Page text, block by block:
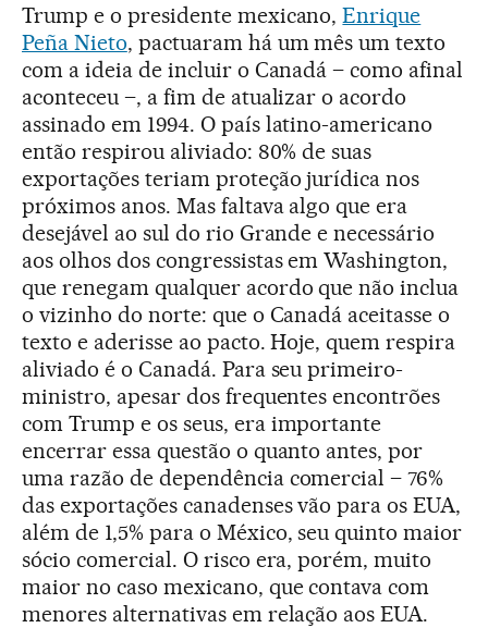
Trump e o presidente mexicano,Enrique
Peña Nieto, pactuaram há um mês um texto
com a ideia de incluir o Canadá – como afinal
aconteceu –, a fim de atualizar o acordo
assinado em 1994. O país latino-americano
então respirou aliviado: 80% de suas
exportações teriam proteção jurídica nos
próximos anos. Mas faltava algo que era
desejável ao sul do rio Grande e necessário
aos olhos dos congressistas em Washington,
que renegam qualquer acordo que não inclua
o vizinho do norte: que o Canadá aceitasse o
texto e aderisse ao pacto. Hoje, quem respira
aliviado é o Canadá. Para seu primeiro-
ministro, apesar dos frequentes encontrões
com Trump e os seus, era importante
encerrar essa questão o quanto antes, por
uma razão de dependência comercial – 76%
das exportações canadenses vão para os EUA,
além de 1,5% para o México, seu quinto maior
sócio comercial. O risco era, porém, muito
maior no caso mexicano, que contava com
menores alternativas em relação aos EUA.